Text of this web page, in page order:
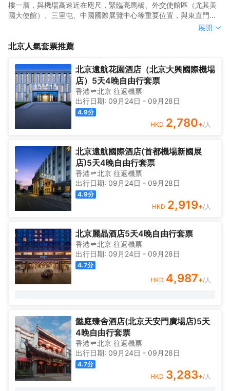
樓一層，與機場高速近在咫尺，緊臨亮馬橋、外交使館區（尤其美
國大使館）、三里屯、中國國際展覽中心等重要位置，與東直門，
望京SOHO，國貿相望，周邊有國航大廈、天元港中心、佳程廣
廈、中遠幸福大廈、中國旅貿大廈、US聯邦公寓等商業配套設施。
化濃厚，彰顯獨特的古都風貌。
酒店位於三元東橋東北角，希爾頓酒店北側，坐落於京信大廈寫字
國大使館）、三里屯、中國國際展覽中心等重要位置，與東直門，
場、遠洋新幹線、國際港、南銀大廈、海南航空大廈、北京發展大
廈、中遠幸福大廈、中國旅貿大廈、US聯邦公寓等商業配套設施。
<br>除此之外，娛樂場所集中、購物便利、出行方便，北京本地文
化濃厚，彰顯獨特的古都風貌。
展開
北京人氣套票推薦
北京遠航花園酒店（北京大興國際機場
店）5天4晚自由行套票
香港 北京 往返機票
出行日期: 09月24日 - 09月28日
4.9分
HKD 2,780+/人
北京遠航國際酒店(首都機場新國展
店)5天4晚自由行套票
香港 北京 往返機票
出行日期: 09月24日 - 09月28日
4.9分
HKD 2,919+/人
北京麗晶酒店5天4晚自由行套票
香港 北京 往返機票
出行日期: 09月24日 - 09月28日
4.7分
HKD 4,987+/人
懿庭臻舍酒店(北京天安門廣場店)5天
4晚自由行套票
香港 北京 往返機票
出行日期: 09月24日 - 09月28日
4.7分
HKD 3,283+/人